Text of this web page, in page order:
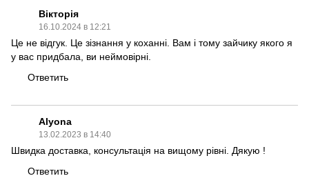
Вікторія
16.10.2024 в 12:21
Це не відгук. Це зізнання у коханні. Вам і тому зайчику якого я
у вас придбала, ви неймовірні.
Ответить
Alyona
13.02.2023 в 14:40
Швидка доставка, консультація на вищому рівні. Дякую !
Ответить